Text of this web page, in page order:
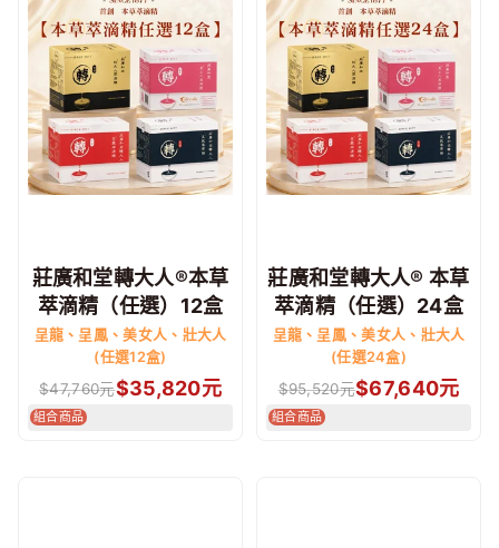
莊廣和堂轉大人®本草
萃滴精（任選）12盒
呈龍、呈鳳、美女人、壯大人
(任選12盒)
$47,760元$35,820元
組合商品
莊廣和堂轉大人® 本草
萃滴精（任選）24盒
呈龍、呈鳳、美女人、壯大人
(任選24盒)
$95,520元$67,640元
組合商品